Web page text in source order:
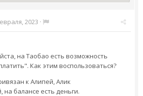
2023 ·
на Таобао есть возможность
Как этим воспользоваться?
к Алипей, Алик
балансе есть деньги.